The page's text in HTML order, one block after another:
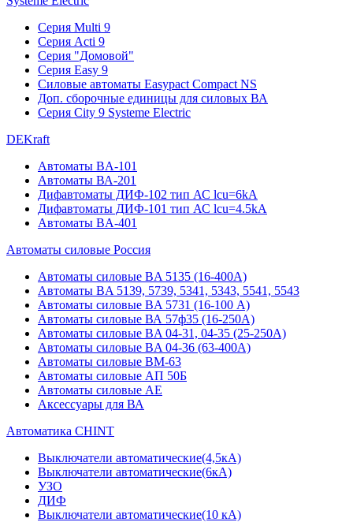
Серия Multi 9
Серия Acti 9
Серия "Домовой"
Серия Easy 9
Силовые автоматы Easypact Compact NS
Доп. сборочные единицы для силовых ВА
Серия City 9 Systeme Electric
DEKraft
Автоматы BA-101
Автоматы ВА-201
Дифавтоматы ДИФ-102 тип АС lcu=6kA
Дифавтоматы ДИФ-101 тип АС lcu=4.5kA
Автоматы BA-401
Автоматы силовые Россия
Автоматы силовые BA 5135 (16-400А)
Автоматы BA 5139, 5739, 5341, 5343, 5541, 5543
Автоматы силовые BA 5731 (16-100 А)
Автоматы силовые ВА 57ф35 (16-250А)
Автоматы силовые BA 04-31, 04-35 (25-250А)
Автоматы силовые BA 04-36 (63-400А)
Автоматы силовые ВМ-63
Автоматы силовые АП 50Б
Автоматы силовые АЕ
Аксессуары для ВА
Автоматика CHINT
Выключатели автоматические(4,5кА)
Выключатели автоматические(6кА)
УЗО
ДИФ
Выключатели автоматические(10 кА)